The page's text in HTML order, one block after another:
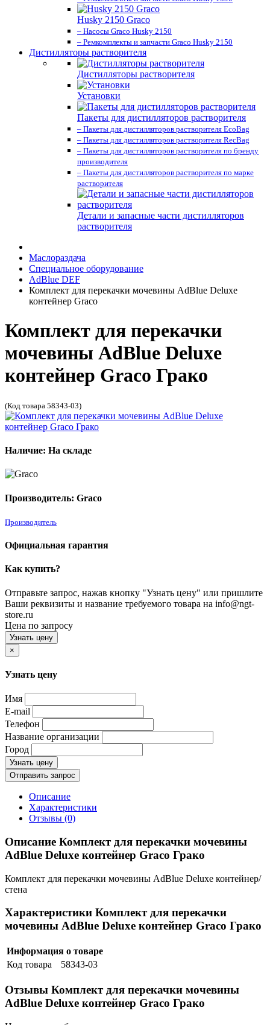
Husky 2150 Graco
– Насосы Graco Husky 2150
– Ремкомплекты и запчасти Graco Husky 2150
Дистилляторы растворителя
Дистилляторы растворителя
Установки
Пакеты для дистилляторов растворителя
– Пакеты для дистилляторов растворителя EcoBag
– Пакеты для дистилляторов растворителя RecBag
– Пакеты для дистилляторов растворителя по бренду
производителя
– Пакеты для дистилляторов растворителя по марке
растворителя
Детали и запасные части дистилляторов
растворителя
Маслораздача
Специальное оборудование
AdBlue DEF
Комплект для перекачки мочевины AdBlue Deluxe
контейнер Graco
Комплект для перекачки
мочевины AdBlue Deluxe
контейнер Graco Грако
(Код товара 58343-03)
Наличие: На складе
Производитель: Graco
Производитель
Официальная гарантия
Как купить?
Отправьте запрос, нажав кнопку "Узнать цену" или пришлите
Ваши реквизиты и название требуемого товара на info@ngt-
store.ru
Цена по запросу
Узнать цену
×
Узнать цену
Имя
E-mail
Телефон
Название организации
Город
Узнать цену
Отправить запрос
Описание
Характеристики
Отзывы (0)
Описание Комплект для перекачки мочевины
AdBlue Deluxe контейнер Graco Грако
Комплект для перекачки мочевины AdBlue Deluxe контейнер/
стена
Характеристики Комплект для перекачки
мочевины AdBlue Deluxe контейнер Graco Грако
Информация о товаре
Код товара
58343-03
Отзывы Комплект для перекачки мочевины
AdBlue Deluxe контейнер Graco Грако